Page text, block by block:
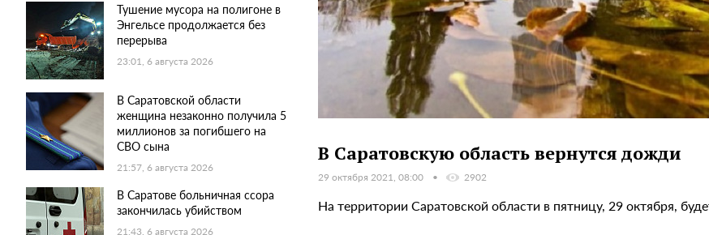
Тушение мусора на полигоне в
Энгельсе продолжается без
перерыва
23:01, 6 августа 2026
В Саратовской области
женщина незаконно получила 5
миллионов за погибшего на
СВО сына
21:57, 6 августа 2026
В Саратове больничная ссора
закончилась убийством
21:43, 6 августа 2026
В Саратовскую область вернутся дожди
29 октября 2021, 08:00 2902
На территории Саратовской области в пятницу, 29 октября,